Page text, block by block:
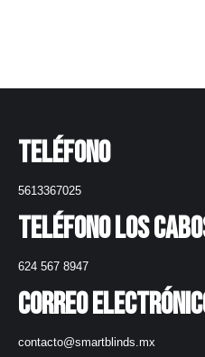
Teléfono
5613367025
Teléfono Los
624 567 8947
Correo
contacto@smartblinds.mx